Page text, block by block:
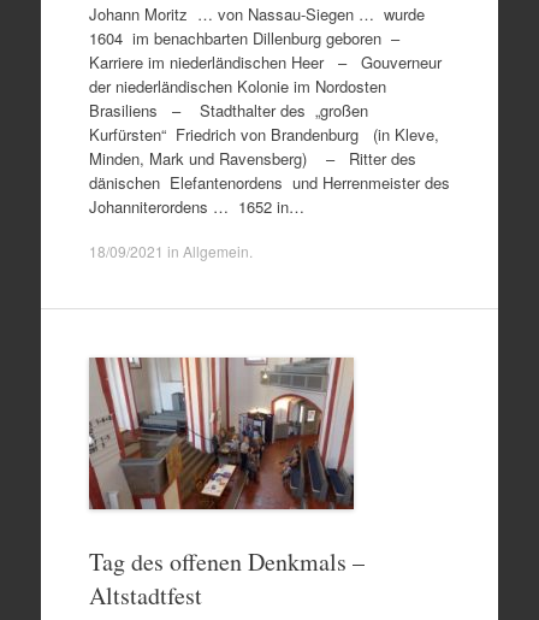
Johann Moritz … von Nassau-Siegen … wurde
1604 im benachbarten Dillenburg geboren –
Karriere im niederländischen Heer – Gouverneur
der niederländischen Kolonie im Nordosten
Brasiliens – Stadthalter des „großen
Kurfürsten“ Friedrich von Brandenburg (in Kleve,
Minden, Mark und Ravensberg) – Ritter des
dänischen Elefantenordens und Herrenmeister des
Johanniterordens … 1652 in…
18/09/2021 in Allgemein
Tag des offenen Denkmals –
Altstadtfest